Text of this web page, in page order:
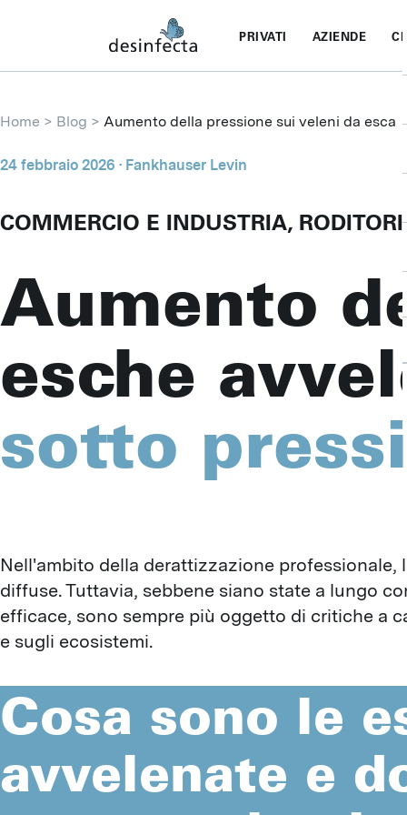
PRIVATI AZIENDE
Home Blog Aumento della pressione sui veleni da esca
24 febbraio 2026 · Fankhauser Levin
COMMERCIO E INDUSTRIA,
Aumento
esche
sotto
Nell'ambito della derattizzazione professionale,
diffuse. Tuttavia, sebbene siano state a lungo
efficace, sono sempre più oggetto di critiche a
e sugli ecosistemi.
Cosa sono le
avvelenate e